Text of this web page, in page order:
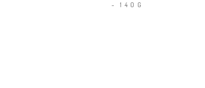
- 140G